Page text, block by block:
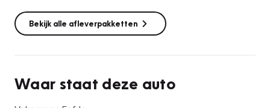
Graag voor de bezichtiging van de auto bellen voor een
afspraak. In verband met de drukte kunnen we op die
actueel mogelijk wordt weergegeven, kunnen er geen
Bekijk alle afleverpakketten
Waar staat deze auto